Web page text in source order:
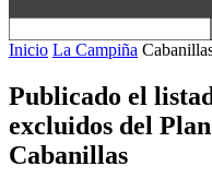
Inicio La Campiña
Publicado el
excluidos del
Cabanillas